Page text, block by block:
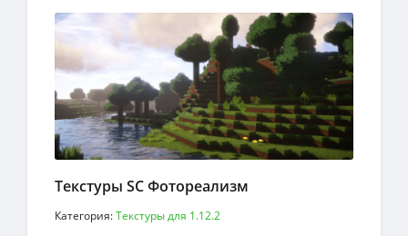
Текстуры SC Фотореализм
Категория:Текстуры для 1.12.2